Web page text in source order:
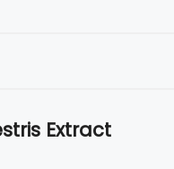
Extract